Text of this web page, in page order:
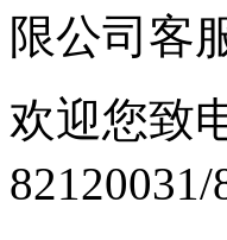
限公司客
欢迎您致